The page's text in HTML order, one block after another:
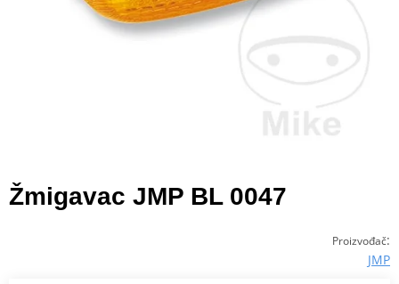
Žmigavac JMP BL 0047
Proizvođač:
JMP